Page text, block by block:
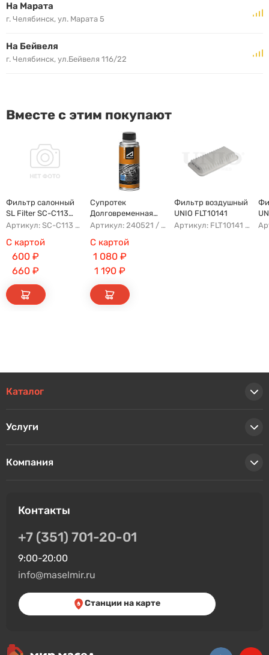
На Марата
г. Челябинск, ул. Марата 5
На Бейвеля
г. Челябинск, ул.Бейвеля 116/22
Вместе с этим покупают
Фильтр салонный
SL Filter SC-C113
(AG779CF)
Артикул: SC-C113 AFW1107 8104400XKZ96A AG779CF
С картой
600 ₽
660 ₽
Супротек
Долговременная
Промывка
Артикул: 240521 / 122929
С картой
1 080₽
1 190₽
Фильтр воздушный
UNIO FLT10141
Артикул: FLT10141 AFAD087 AG302ECO AP142/3
Каталог
Услуги
Компания
Контакты
+7 (351) 701-20-01
9:00-20:00
info@maselmir.ru
Станции на карте